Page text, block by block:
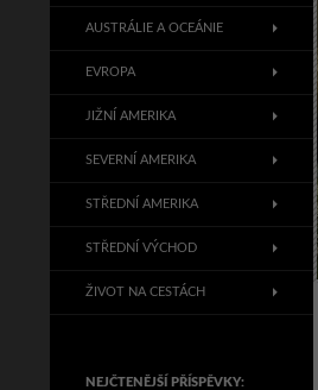
AUSTRÁLIE A OCEÁNIE
EVROPA
JIŽNÍ AMERIKA
SEVERNÍ AMERIKA
STŘEDNÍ AMERIKA
STŘEDNÍ VÝCHOD
ŽIVOT NA CESTÁCH
NEJČTENĚJŠÍ PŘÍSPĚVKY: